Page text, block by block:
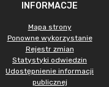
INFORMACJE
Mapa strony
Ponowne wykorzystanie
Rejestr zmian
Statystyki odwiedzin
Udostępnienie informacji
publicznej